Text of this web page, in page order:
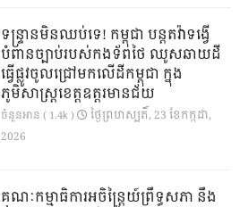
ទន្ទ្រានមិនឈប់ទេ! កម្ពុជា បន្តតវ៉ាទង្វើ
បំពានច្បាប់របស់កងទ័ពថៃ ឈូសឆាយដី
ធ្វើផ្លូវចូលជ្រៅមកលើដីកម្ពុជា ក្នុង
ភូមិសាស្ត្រខេត្តឧត្តរមានជ័យ
ចំនួនអាន ( 1.4k )
ថ្ងៃ​ព្រហស្បតិ៍, 23 ខែ​កក្កដា,
2026
គណៈកម្មាធិការអចិន្ត្រៃយ៍ព្រឹទ្ធសភា នឹង